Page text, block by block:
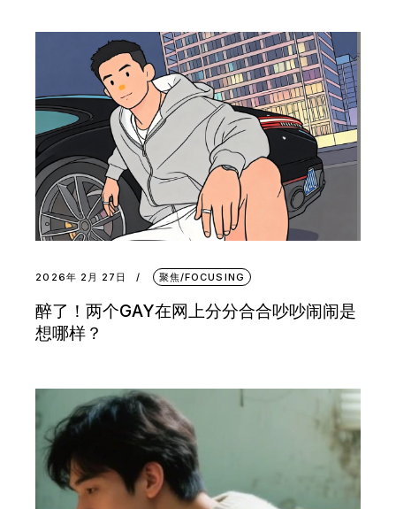
2026年 2月 27日 聚焦/FOCUSING
醉了！两个GAY在网上分分合合吵吵闹闹是
想哪样？